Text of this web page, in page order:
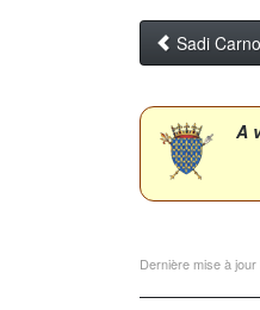
Sadi
Dernière mise à